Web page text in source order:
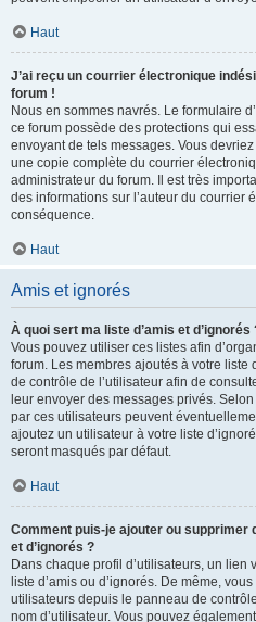
Haut
J’ai reçu un courrier électronique
forum !
Nous en sommes navrés. Le formulaire
ce forum possède des protections qui
envoyant de tels messages. Vous
une copie complète du courrier
administrateur du forum. Il est très
des informations sur l’auteur du courrier
conséquence.
Haut
Amis et ignorés
À quoi sert ma liste d’amis et d’ignorés
Vous pouvez utiliser ces listes afin
forum. Les membres ajoutés à votre liste
de contrôle de l’utilisateur afin de
leur envoyer des messages privés.
par ces utilisateurs peuvent
ajoutez un utilisateur à votre liste
seront masqués par défaut.
Haut
Comment puis-je ajouter ou supprimer
et d’ignorés ?
Dans chaque profil d’utilisateurs, un lien
liste d’amis ou d’ignorés. De même,
utilisateurs depuis le panneau de
nom d’utilisateur. Vous pouvez